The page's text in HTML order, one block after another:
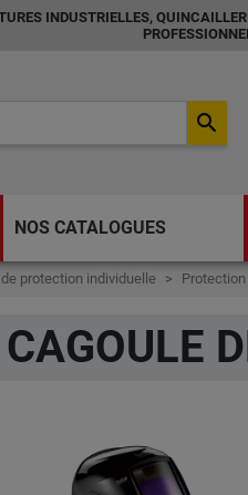
INDUSTRIELLES,
search
NOS CATALOGUES
protection individuelle